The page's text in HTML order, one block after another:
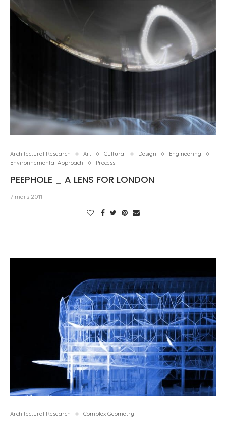
Architectural Research Art Cultural Design
Engineering
Environnemental Approach
Process
PEEPHOLE _ A LENS FOR LONDON
7 mars 2011
Architectural Research Complex Geometry